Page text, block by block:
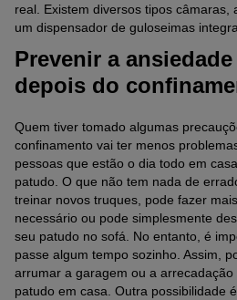
real. Existem diversos tipos câmaras,
um dispensador de guloseimas
Prevenir a
depois do
Quem tiver tomado algumas
confinamento vai ter menos
pessoas que estão o dia todo em
patudo. O que não tem nada de
treinar novos truques, pode fazer
necessário ou pode simplesmente
seu patudo no sofá. No entanto, é
passe algum tempo sozinho. Assim,
arrumar a garagem ou a
patudo em casa. Outra possibilidade